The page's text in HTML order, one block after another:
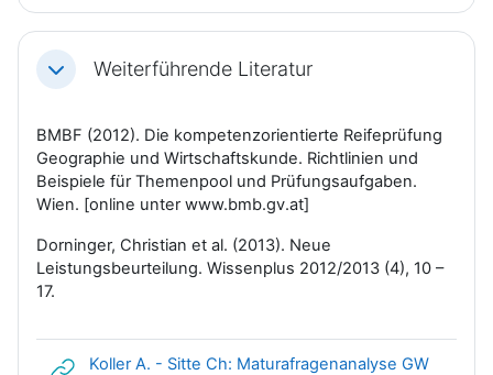
EinklappenWeiterführende Literatur
BMBF (2012). Die kompetenzorientierte Reifeprüfung
Geographie und Wirtschaftskunde. Richtlinien und
Beispiele für Themenpool und Prüfungsaufgaben.
Wien. [online unter www.bmb.gv.at]
Dorninger, Christian et al. (2013). Neue
Leistungsbeurteilung. Wissenplus 2012/2013 (4), 10 –
17.
Koller A. - Sitte Ch: Maturafragenanalyse GW